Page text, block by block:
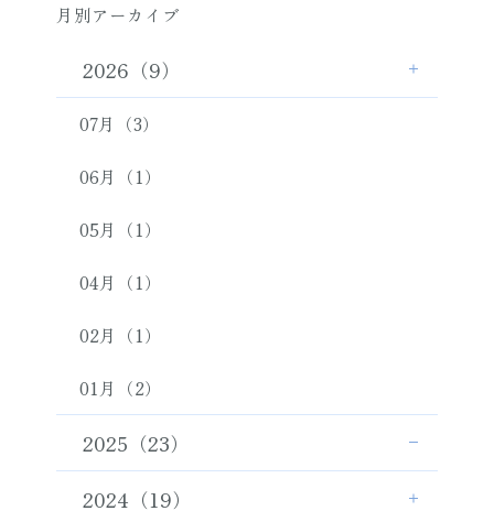
月別アーカイブ
2026（9）
07月（3）
06月（1）
05月（1）
04月（1）
02月（1）
01月（2）
2025（23）
2024（19）